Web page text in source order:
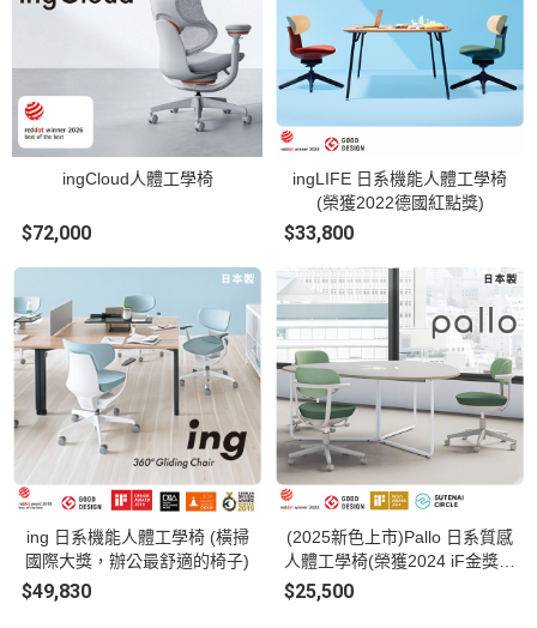
ingCloud人體工學椅
$72,000
ingLIFE 日系機能人體工學椅
(榮獲2022德國紅點獎)
$33,800
ing 日系機能人體工學椅 (橫掃
國際大獎，辦公最舒適的椅子)
$49,830
(2025新色上市)Pallo 日系質感
人體工學椅(榮獲2024 iF金獎及
$25,500